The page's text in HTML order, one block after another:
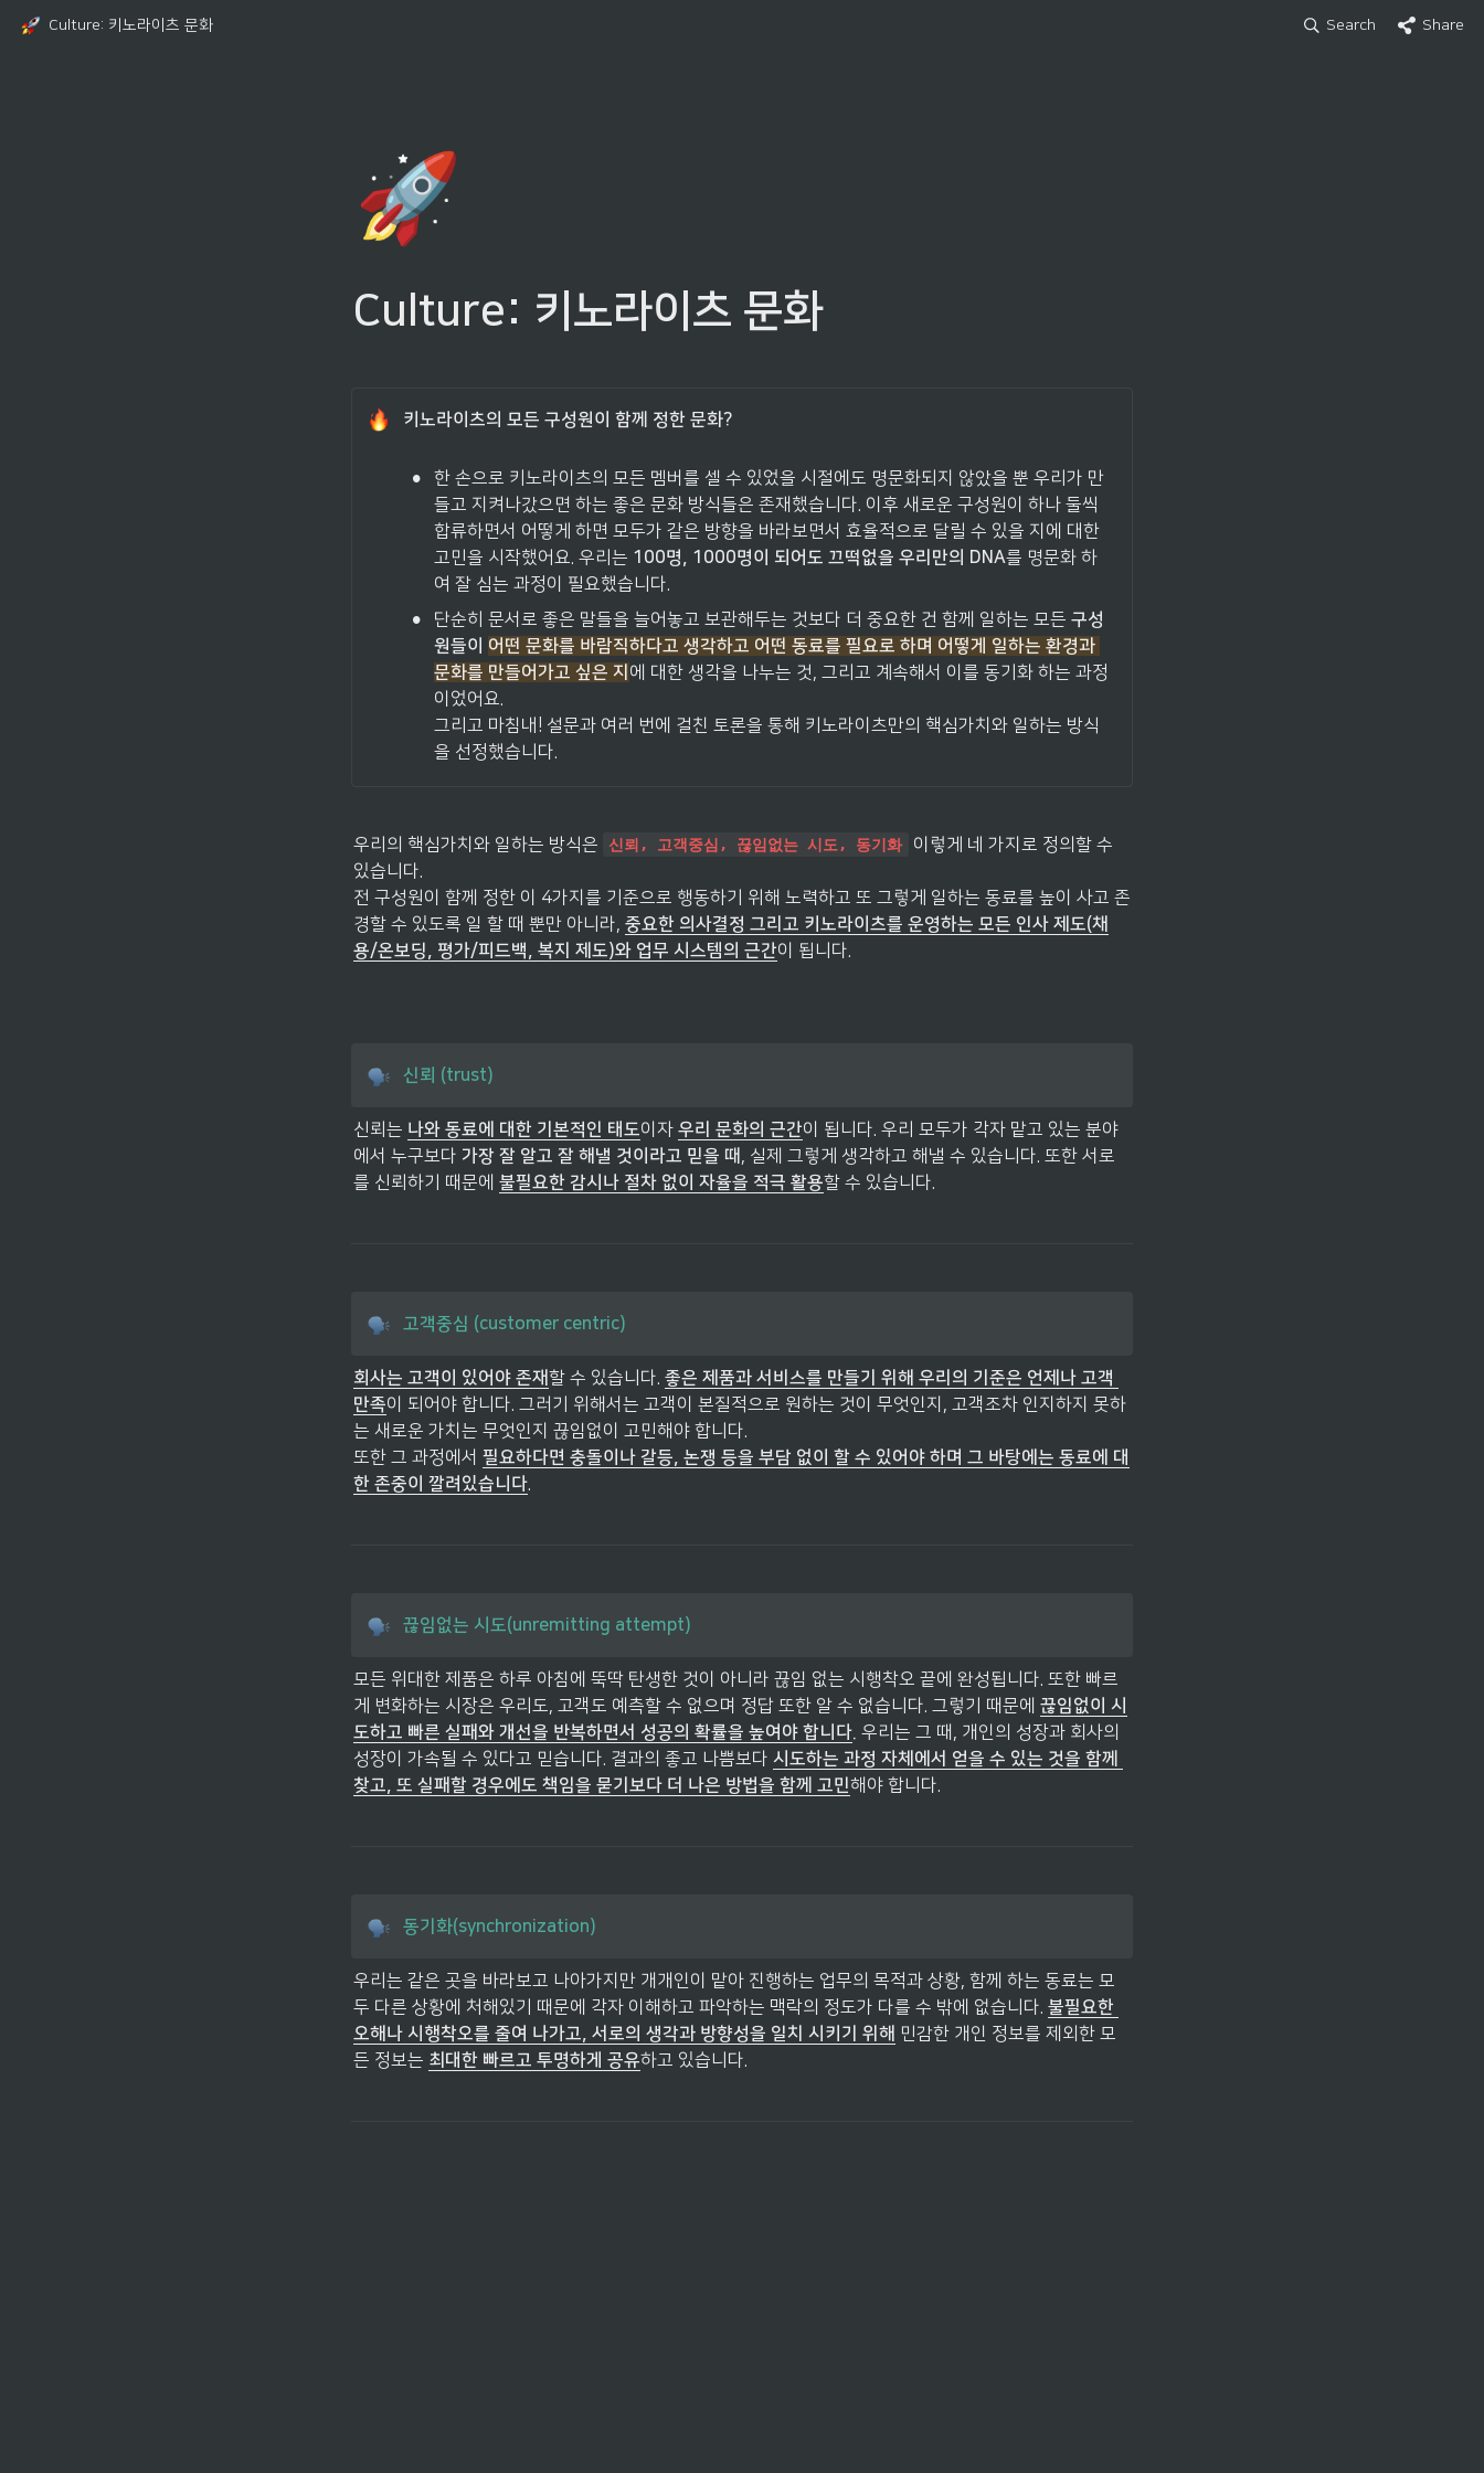
Culture: 키노라이츠 문화 Search Share
🚀
Culture: 키노라이츠 문화
키노라이츠의 모든 구성원이 함께 정한 문화?
•
한 손으로 키노라이츠의 모든 멤버를 셀 수 있었을 시절에도 명문화되지 않았을 뿐 우리가 만
들고 지켜나갔으면 하는 좋은 문화 방식들은 존재했습니다. 이후 새로운 구성원이 하나 둘씩
합류하면서 어떻게 하면 모두가 같은 방향을 바라보면서 효율적으로 달릴 수 있을 지에 대한
고민을 시작했어요. 우리는 100명, 1000명이 되어도 끄떡없을 우리만의 DNA를 명문화 하
여 잘 심는 과정이 필요했습니다.
• 단순히 문서로 좋은 말들을 늘어놓고 보관해두는 것보다 더 중요한 건 함께 일하는 모든 구성
원들이
어떤 문화를 바람직하다고 생각하고 어떤 동료를 필요로 하며 어떻게 일하는 환경과
문화를 만들어가고 싶은 지 에 대한 생각을 나누는 것, 그리고 계속해서 이를 동기화 하는 과정
이었어요.
그리고 마침내! 설문과 여러 번에 걸친 토론을 통해 키노라이츠만의 핵심가치와 일하는 방식
을 선정했습니다.
우리의 핵심가치와 일하는 방식은 신뢰, 고객중심, 끊임없는 시도, 동기화
이렇게 네 가지로 정의할 수
있습니다.
전 구성원이 함께 정한 이 4가지를 기준으로 행동하기 위해 노력하고 또 그렇게 일하는 동료를 높이 사고 존
경할 수 있도록 일 할 때 뿐만 아니라, 중요한 의사결정 그리고 키노라이츠를 운영하는 모든 인사 제도(채
용/온보딩, 평가/피드백, 복지 제도)와 업무 시스템의 근간이 됩니다.
신뢰 (trust)
신뢰는 나와 동료에 대한 기본적인 태도이자 우리 문화의 근간이 됩니다. 우리 모두가 각자 맡고 있는 분야
에서 누구보다 가장 잘 알고 잘 해낼 것이라고 믿을 때 , 실제 그렇게 생각하고 해낼 수 있습니다. 또한 서로
를 신뢰하기 때문에 불필요한 감시나 절차 없이 자율을 적극 활용할 수 있습니다.
고객중심 (customer centric)
회사는 고객이 있어야 존재할 수 있습니다. 좋은 제품과 서비스를 만들기 위해 우리의 기준은 언제나 고객
만족이 되어야 합니다. 그러기 위해서는 고객이 본질적으로 원하는 것이 무엇인지, 고객조차 인지하지 못하
는 새로운 가치는 무엇인지 끊임없이 고민해야 합니다.
또한 그 과정에서 필요하다면 충돌이나 갈등, 논쟁 등을 부담 없이 할 수 있어야 하며 그 바탕에는 동료에 대
한 존중이 깔려있습니다.
끊임없는 시도(unremitting attempt)
모든 위대한 제품은 하루 아침에 뚝딱 탄생한 것이 아니라 끊임 없는 시행착오 끝에 완성됩니다. 또한 빠르
게 변화하는 시장은 우리도, 고객도 예측할 수 없으며 정답 또한 알 수 없습니다. 그렇기 때문에 끊임없이 시
도하고 빠른 실패와 개선을 반복하면서 성공의 확률을 높여야 합니다 우리는 그 때, 개인의 성장과 회사의
성장이 가속될 수 있다고 믿습니다. 결과의 좋고 나쁨보다 시도하는 과정 자체에서 얻을 수 있는 것을 함께
찾고, 또 실패할 경우에도 책임을 묻기보다 더 나은 방법을 함께 고민해야 합니다.
동기화(synchronization)
우리는 같은 곳을 바라보고 나아가지만 개개인이 맡아 진행하는 업무의 목적과 상황, 함께 하는 동료는 모
두 다른 상황에 처해있기 때문에 각자 이해하고 파악하는 맥락의 정도가 다를 수 밖에 없습니다. 불필요한
오해나 시행착오를 줄여 나가고, 서로의 생각과 방향성을 일치 시키기 위해 민감한 개인 정보를 제외한 모
든 정보는 최대한 빠르고 투명하게 공유하고 있습니다.